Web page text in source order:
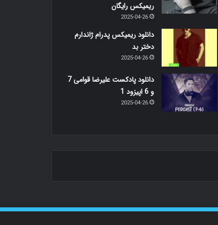
ریمیکس رایگان
2025-04-26
دانلود ریمیکس پدرام ژاندارم
دختر بد
2025-04-26
دانلود پادکست علیرضا قوامی 7
و 6 اپیزود 1
2025-04-26